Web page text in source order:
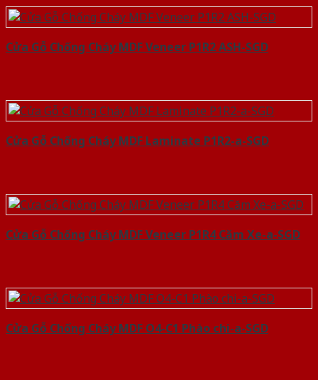
Cửa Gỗ Chống Cháy MDF Veneer P1R2 ASH-SGD
Cửa Gỗ Chống Cháy MDF Laminate P1R2-a-SGD
Cửa Gỗ Chống Cháy MDF Veneer P1R4 Căm Xe-a-SGD
Cửa Gỗ Chống Cháy MDF O4-C1 Phào chi-a-SGD